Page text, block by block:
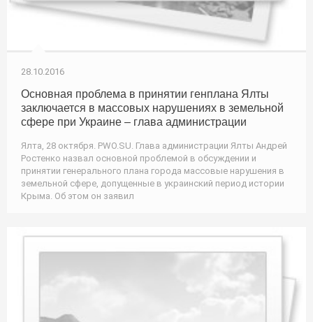
28.10.2016
Основная проблема в принятии генплана Ялты
заключается в массовых нарушениях в земельной
сфере при Украине – глава администрации
Ялта, 28 октября. PWO.SU. Глава администрации Ялты Андрей
Ростенко назвал основной проблемой в обсуждении и
принятии генерального плана города массовые нарушения в
земельной сфере, допущенные в украинский период истории
Крыма. Об этом он заявил